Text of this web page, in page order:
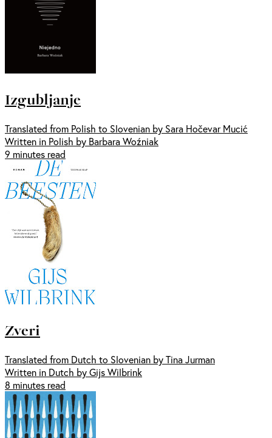
Izgubljanje
Translated from Polish to Slovenian by Sara Hočevar Mucić
Written in Polish by Barbara Woźniak
9 minutes read
Zveri
Translated from Dutch to Slovenian by Tina Jurman
Written in Dutch by Gijs Wilbrink
8 minutes read